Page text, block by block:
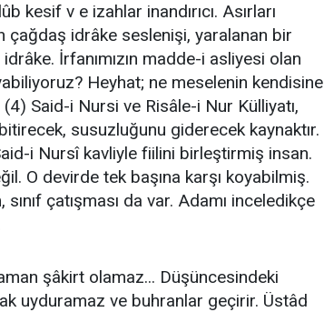
kesif v e izahlar inandırıcı. Asırları
çağdaş idrâke seslenişi, yaralanan bir
İrfanımızın madde-i asliyesi olan
Heyhat; ne meselenin kendisine
(4) Said-i Nursi ve Risâle-i Nur Külliyatı,
bitirecek, susuzluğunu giderecek kaynaktır.
i Nursî kavliyle fiilini birleştirmiş insan.
O devirde tek başına karşı koyabilmiş.
çatışması da var. Adamı inceledikçe
şâkirt olamaz... Düşüncesindeki
uyduramaz ve buhranlar geçirir. Üstâd